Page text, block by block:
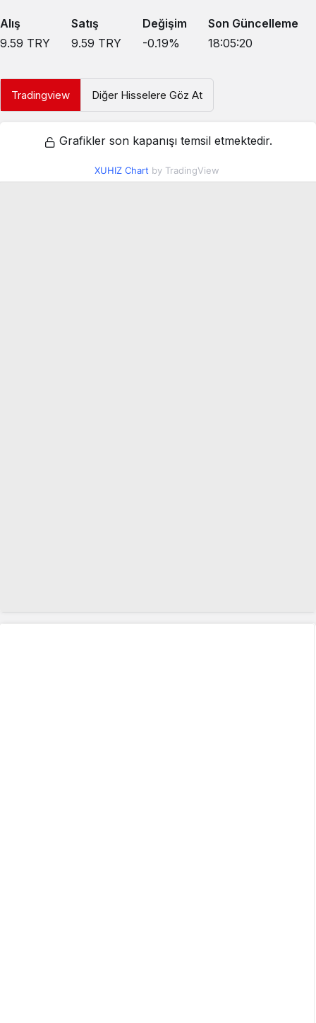
Alış
9.59 TRY
Satış
9.59 TRY
Değişim
-0.19%
Son Güncelleme
18:05:20
Tradingview Diğer Hisselere Göz At
Grafikler son kapanışı temsil etmektedir.
XUHIZ Chart by TradingView